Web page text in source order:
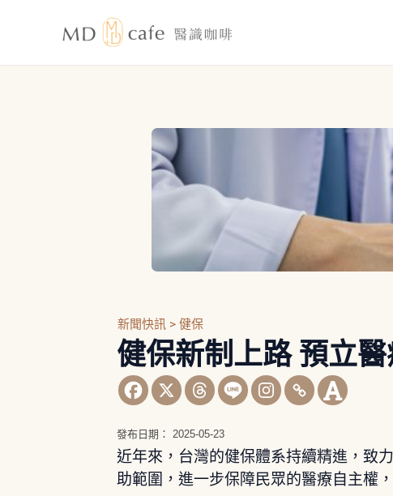
新聞快訊 > 健保
健保新制上路 預立
發布日期： 2025-05-23
近年來，台灣的健保體系持續精進，致
助範圍，進一步保障民眾的醫療自主權